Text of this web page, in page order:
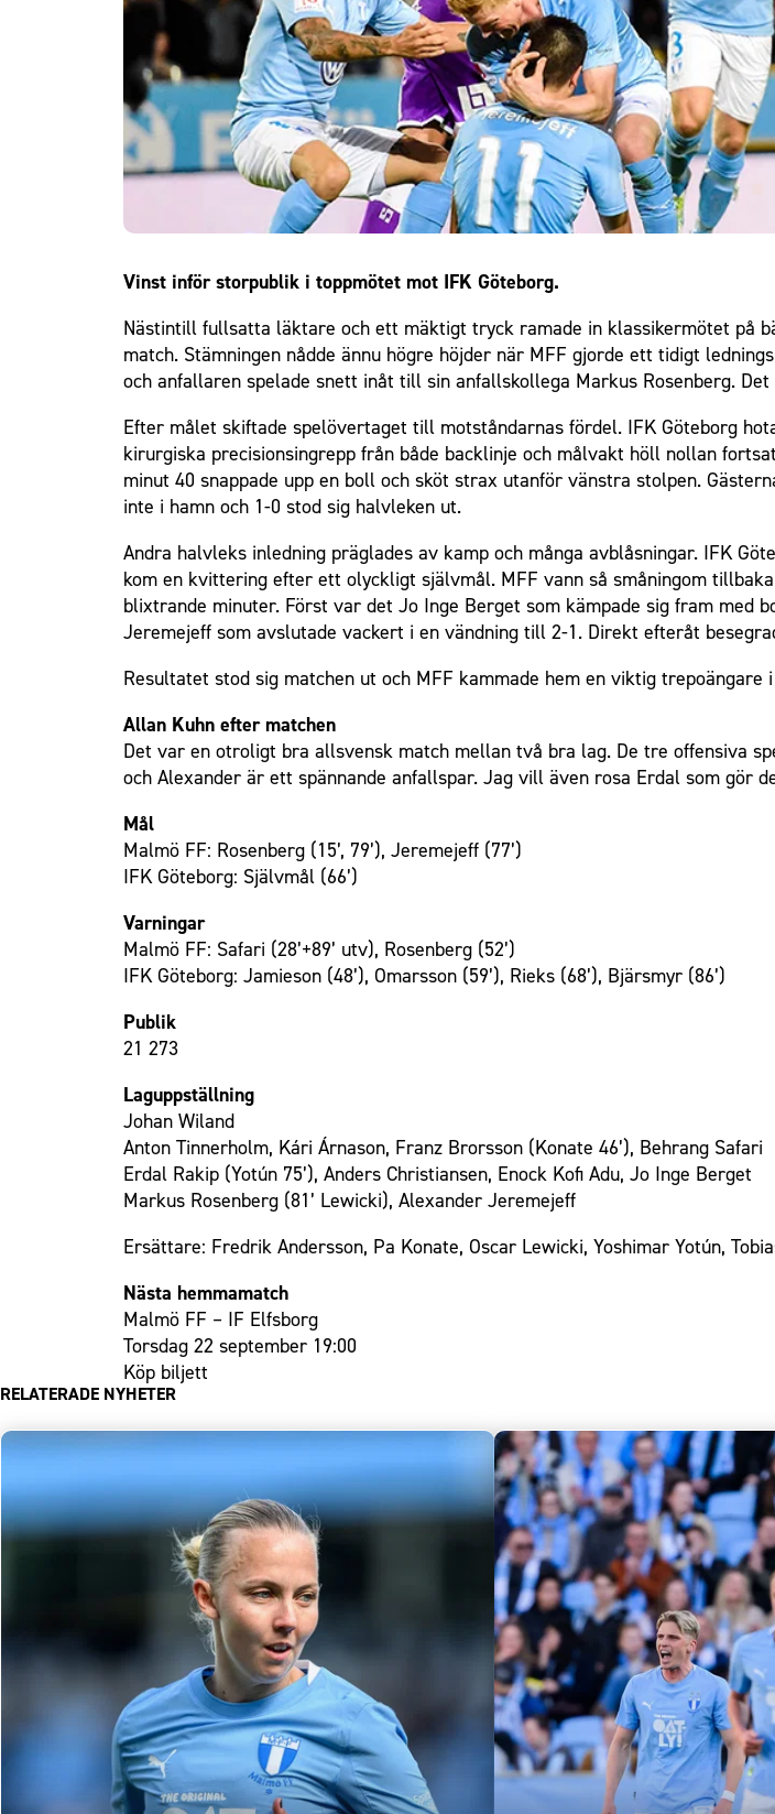
Om Malmö FF
Vinst inför storpublik i toppmötet mot IFK Göteborg.
Nästintill fullsatta läktare och ett mäktigt tryck ramade in klassikermötet på
match. Stämningen nådde ännu högre höjder när MFF gjorde ett tidigt
och anfallaren spelade snett inåt till sin anfallskollega Markus Rosenberg.
Efter målet skiftade spelövertaget till motståndarnas fördel. IFK Göteborg
kirurgiska precisionsingrepp från både backlinje och målvakt höll nollan
minut 40 snappade upp en boll och sköt strax utanför vänstra stolpen.
inte i hamn och 1-0 stod sig halvleken ut.
Andra halvleks inledning präglades av kamp och många avblåsningar. IFK
kom en kvittering efter ett olyckligt självmål. MFF vann så småningom
blixtrande minuter. Först var det Jo Inge Berget som kämpade sig fram med
Jeremejeff som avslutade vackert i en vändning till 2-1. Direkt efteråt
Resultatet stod sig matchen ut och MFF kammade hem en viktig trepoängare
Allan Kuhn efter matchen
Det var en otroligt bra allsvensk match mellan två bra lag. De tre offensiva
och Alexander är ett spännande anfallspar. Jag vill även rosa Erdal som gör
Mål
Malmö FF: Rosenberg (15’, 79’), Jeremejeff (77’)
IFK Göteborg: Självmål (66’)
Varningar
Malmö FF: Safari (28’+89’ utv), Rosenberg (52’)
IFK Göteborg: Jamieson (48’), Omarsson (59’), Rieks (68’), Bjärsmyr (86’)
Publik
21 273
Laguppställning
Johan Wiland
Anton Tinnerholm, Kári Árnason, Franz Brorsson (Konate 46’), Behrang Safari
Erdal Rakip (Yotún 75’), Anders Christiansen, Enock Kofi Adu, Jo Inge Berget
Markus Rosenberg (81’ Lewicki), Alexander Jeremejeff
Ersättare: Fredrik Andersson, Pa Konate, Oscar Lewicki, Yoshimar Yotún,
Nästa hemmamatch
Malmö FF – IF Elfsborg
Torsdag 22 september 19:00
Köp biljett
RELATERADE NYHETER